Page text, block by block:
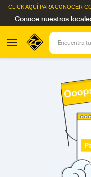
CLICK AQUÍ PARA CONOCER
Conoce nuestros